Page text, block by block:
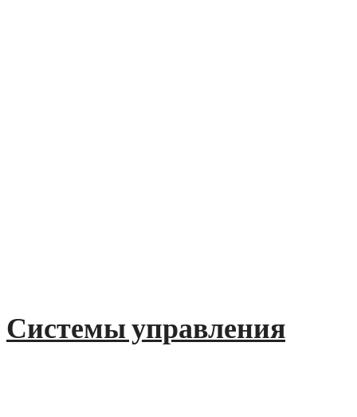
Системы управления